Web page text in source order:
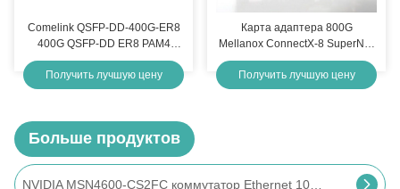
Comelink QSFP-DD-400G-ER8
400G QSFP-DD ER8 PAM4
LWDM8 40km LC SMF FEC
оптический приемник модуль
Получить лучшую цену
Карта адаптера 800G
Mellanox ConnectX-8 SuperNIC
для сервера Ai Карта сети с
двойным портом InfiniBand
Получить лучшую цену
Больше продуктов